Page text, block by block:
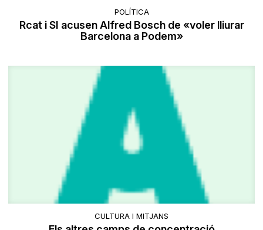
POLÍTICA
Rcat i SI acusen Alfred Bosch de «voler lliurar
Barcelona a Podem»
CULTURA I MITJANS